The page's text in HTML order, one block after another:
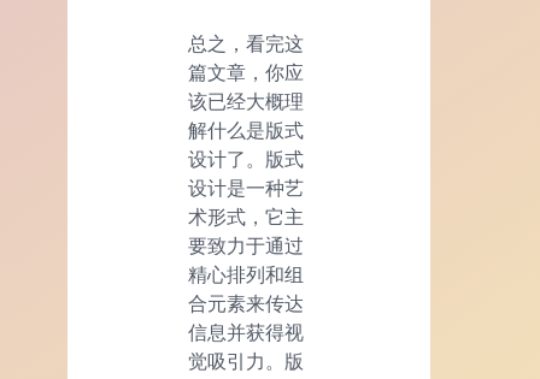
总之，看完这
篇文章，你应
该已经大概理
解什么是版式
设计了。版式
设计是一种艺
术形式，它主
要致力于通过
精心排列和组
合元素来传达
信息并获得视
觉吸引力。版